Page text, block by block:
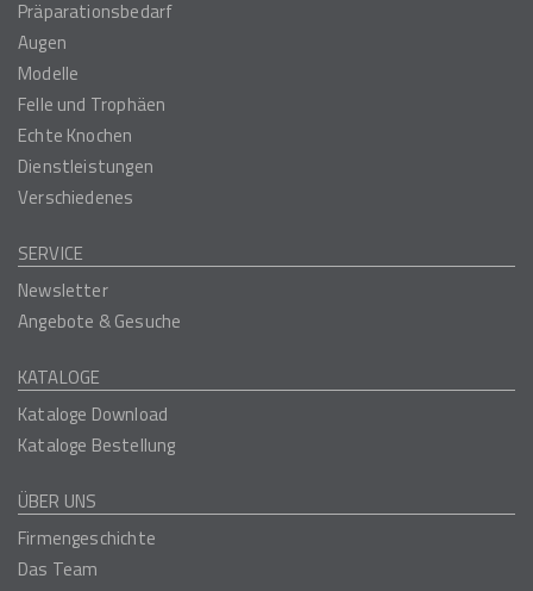
Präparationsbedarf
Augen
Modelle
Felle und Trophäen
Echte Knochen
Dienstleistungen
Verschiedenes
SERVICE
Newsletter
Angebote & Gesuche
KATALOGE
Kataloge Download
Kataloge Bestellung
ÜBER UNS
Firmengeschichte
Das Team